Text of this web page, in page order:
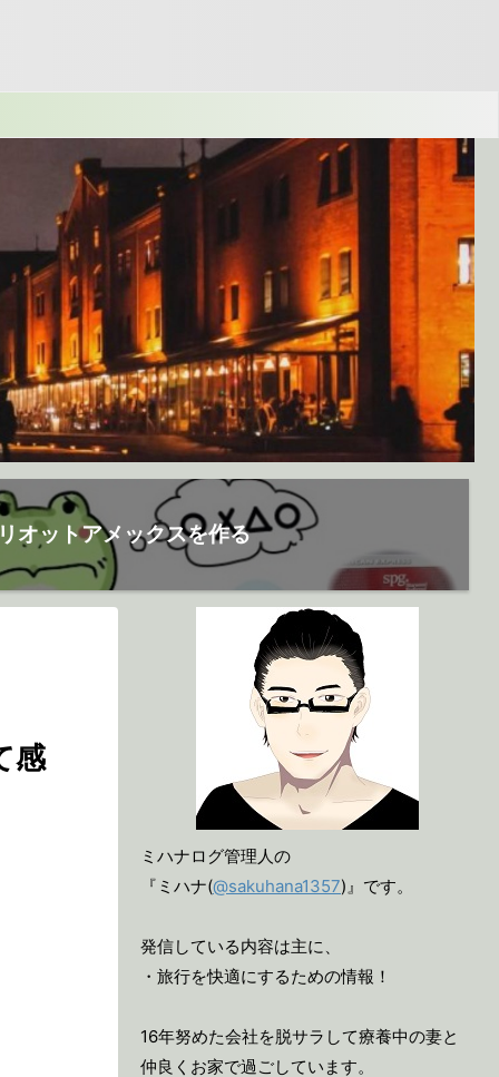
オットアメックスを作る
感
ミハナログ管理人の
『ミハナ(@sakuhana1357)』です。
発信している内容は主に、
・旅行を快適にするための情報！
16年努めた会社を脱サラして療養中の妻と
仲良くお家で過ごしています。